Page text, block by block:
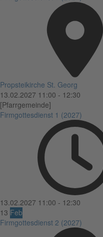
Propsteikirche St. Georg
13.02.2027 11:00 - 12:30
[Pfarrgemeinde]
Firmgottesdienst 1 (2027)
13.02.2027 11:00 - 12:30
13 Feb
Firmgottesdienst 2 (2027)